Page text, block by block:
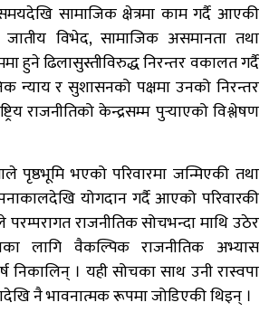
सामाजिक क्षेत्रमा काम गर्दै आएकी
विभेद, सामाजिक असमानता तथा
हुने ढिलासुस्तीविरुद्ध निरन्तर वकालत गर्दै
न्याय र सुशासनको पक्षमा उनको निरन्तर
राजनीतिको केन्द्रसम्म पुर्‍याएको विश्लेषण
पृष्ठभूमि भएको परिवारमा जन्मिएकी तथा
योगदान गर्दै आएको परिवारकी
राजनीतिक सोचभन्दा माथि उठेर
लागि वैकल्पिक राजनीतिक अभ्यास
। यही सोचका साथ उनी रास्वपा
नै भावनात्मक रूपमा जोडिएकी थिइन् ।